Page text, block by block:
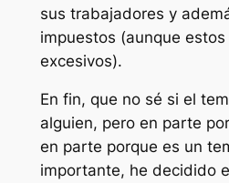
sus trabajadores y
impuestos (aunque
excesivos).
En fin, que no sé si el
alguien, pero en parte
en parte porque es un
importante, he decidido